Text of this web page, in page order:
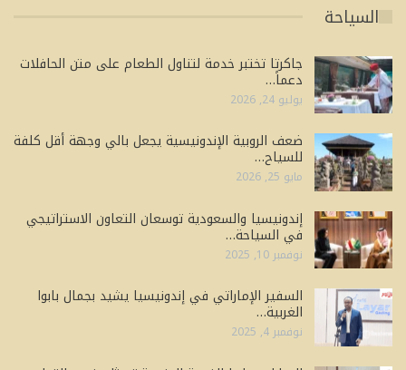
السياحة
جاكرتا تختبر خدمة لتناول الطعام على متن الحافلات
دعماً…
يوليو 24, 2026
ضعف الروبية الإندونيسية يجعل بالي وجهة أقل كلفة
للسياح…
مايو 25, 2026
إندونيسيا والسعودية توسعان التعاون الاستراتيجي
في السياحة…
نوفمبر 10, 2025
السفير الإماراتي في إندونيسيا يشيد بجمال بابوا
الغربية…
نوفمبر 4, 2025